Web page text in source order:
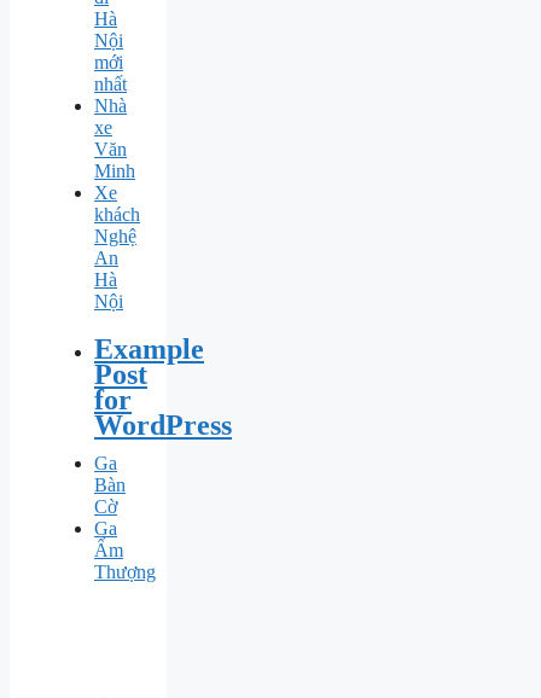
Hà
Nội
mới
nhất
Nhà
xe
Văn
Minh
Xe
khách
Nghệ
An
Hà
Nội
Example
Post
for
WordPress
Ga
Bàn
Cờ
Ga
Ấm
Thượng